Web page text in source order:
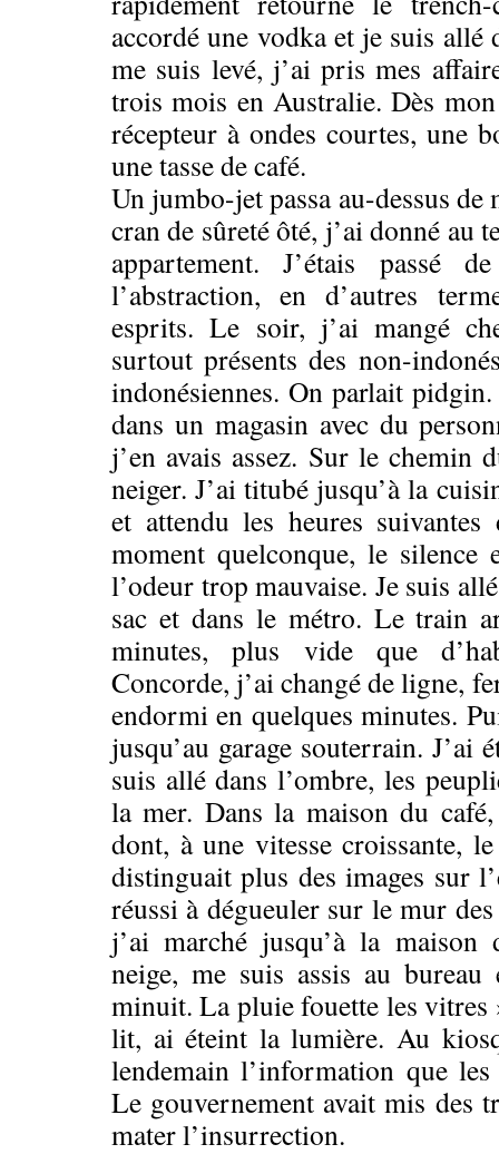
accordé une vodka et je suis
me suis levé, j’ai pris mes
trois mois en Australie. Dès
récepteur à ondes courtes, une
une tasse de café.
Un jumbo-jet passa au-dessus de
cran de sûreté ôté, j’ai donné au
appartement. J’étais passé
l’abstraction, en d’autres
esprits. Le soir, j’ai mangé
surtout présents des non-
indonésiennes. On parlait pidgin.
dans un magasin avec du
j’en avais assez. Sur le chemin
neiger. J’ai titubé jusqu’à la
et attendu les heures
moment quelconque, le silence
l’odeur trop mauvaise. Je suis
sac et dans le métro. Le train
minutes, plus vide que
Concorde, j’ai changé de ligne,
endormi en quelques minutes.
jusqu’au garage souterrain. J’ai
suis allé dans l’ombre, les
la mer. Dans la maison du
dont, à une vitesse croissante,
distinguait plus des images sur
réussi à dégueuler sur le mur
j’ai marché jusqu’à la
neige, me suis assis au
minuit. La pluie fouette les vitres
lit, ai éteint la lumière. Au
lendemain l’information que
Le gouvernement avait mis des
mater l’insurrection.